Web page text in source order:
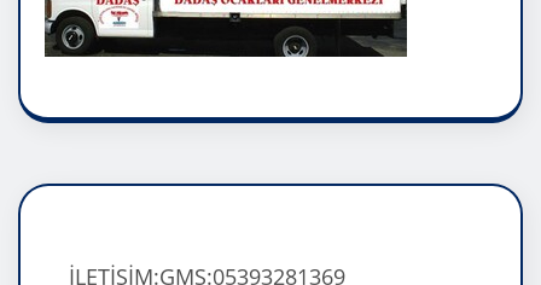
İLETİŞİM:GMS:05393281369